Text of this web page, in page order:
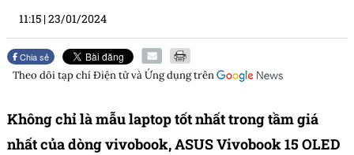
11:15 |23/01/2024
Chia sẻ
Theo dõi tạp chíĐiện tử và Ứng dụngtrên
Không chỉ là mẫu laptop tốt nhất trong tầm giá
nhất của dòng vivobook, ASUS Vivobook 15 OLED